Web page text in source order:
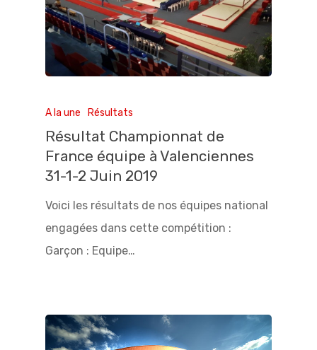
A la une Résultats
Résultat Championnat de
France équipe à Valenciennes
31-1-2 Juin 2019
Voici les résultats de nos équipes national
engagées dans cette compétition :
Garçon : Equipe…